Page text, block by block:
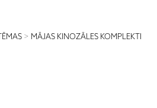
> MĀJAS KINOZĀLES KOMPLEKTI